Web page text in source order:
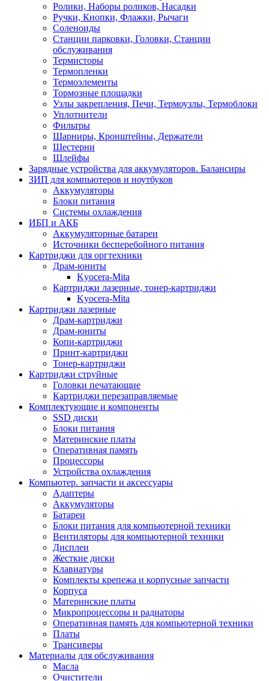
Ролики, Наборы роликов, Насадки
Ручки, Кнопки, Флажки, Рычаги
Соленоиды
Станции парковки, Головки, Станции
обслуживания
Термисторы
Термопленки
Термоэлементы
Тормозные площадки
Узлы закрепления, Печи, Термоузлы, Термоблоки
Уплотнители
Фильтры
Шарниры, Кронштейны, Держатели
Шестерни
Шлейфы
Зарядные устройства для аккумуляторов. Балансиры
ЗИП для компьютеров и ноутбуков
Аккумуляторы
Блоки питания
Системы охлаждения
ИБП и АКБ
Аккумуляторные батареи
Источники бесперебойного питания
Картриджи для оргтехники
Драм-юниты
Kyocera-Mita
Картриджи лазерные, тонер-картриджи
Kyocera-Mita
Картриджи лазерные
Драм-картриджи
Драм-юниты
Копи-картриджи
Принт-картриджи
Тонер-картриджи
Картриджи струйные
Головки печатающие
Картриджи перезаправляемые
Комплектующие и компоненты
SSD диски
Блоки питания
Материнские платы
Оперативная память
Процессоры
Устройства охлаждения
Компьютер. запчасти и аксессуары
Адаптеры
Аккумуляторы
Батареи
Блоки питания для компьютерной техники
Вентиляторы для компьютерной техники
Дисплеи
Жесткие диски
Клавиатуры
Комплекты крепежа и корпусные запчасти
Корпуса
Материнские платы
Микропроцессоры и радиаторы
Оперативная память для компьютерной техники
Платы
Трансиверы
Материалы для обслуживания
Масла
Очистители